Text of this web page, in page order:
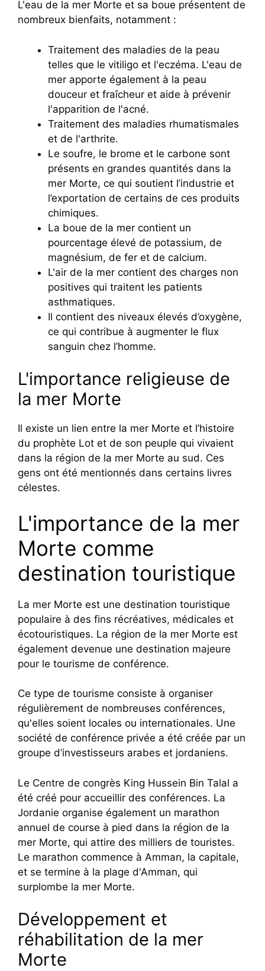
L'eau de la mer Morte et sa boue présentent de
nombreux bienfaits, notamment :
Traitement des maladies de la peau
telles que le vitiligo et l'eczéma. L'eau de
mer apporte également à la peau
douceur et fraîcheur et aide à prévenir
l'apparition de l'acné.
Traitement des maladies rhumatismales
et de l'arthrite.
Le soufre, le brome et le carbone sont
présents en grandes quantités dans la
mer Morte, ce qui soutient l’industrie et
l’exportation de certains de ces produits
chimiques.
La boue de la mer contient un
pourcentage élevé de potassium, de
magnésium, de fer et de calcium.
L'air de la mer contient des charges non
positives qui traitent les patients
asthmatiques.
Il contient des niveaux élevés d’oxygène,
ce qui contribue à augmenter le flux
sanguin chez l’homme.
L'importance religieuse de
la mer Morte
Il existe un lien entre la mer Morte et l’histoire
du prophète Lot et de son peuple qui vivaient
dans la région de la mer Morte au sud. Ces
gens ont été mentionnés dans certains livres
célestes.
L'importance de la mer
Morte comme
destination touristique
La mer Morte est une destination touristique
populaire à des fins récréatives, médicales et
écotouristiques. La région de la mer Morte est
également devenue une destination majeure
pour le tourisme de conférence.
Ce type de tourisme consiste à organiser
régulièrement de nombreuses conférences,
qu'elles soient locales ou internationales. Une
société de conférence privée a été créée par un
groupe d’investisseurs arabes et jordaniens.
Le Centre de congrès King Hussein Bin Talal a
été créé pour accueillir des conférences. La
Jordanie organise également un marathon
annuel de course à pied dans la région de la
mer Morte, qui attire des milliers de touristes.
Le marathon commence à Amman, la capitale,
et se termine à la plage d'Amman, qui
surplombe la mer Morte.
Développement et
réhabilitation de la mer
Morte